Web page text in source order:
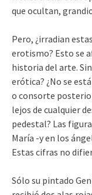
que ocultan,
Pero, ¿irradian
erotismo? Esto se
historia del arte.
erótica? ¿No se
o consorte
lejos de cualquier
pedestal? Las
María -y en los
Estas cifras no
Sólo su pintado